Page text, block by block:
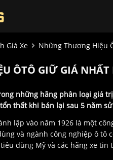
Giá Xe Những Thương Hiệu
ÔTÔ GIỮ GIÁ NHẤT
những hãng phân loại giá
thất khi bán lại sau 5 năm
lập vào năm 1926 là một
và ngành công nghiệp ô
dùng Mỹ và các hãng xe tin